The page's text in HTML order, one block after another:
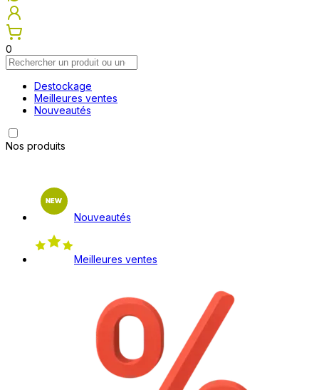
0
Destockage
Meilleures ventes
Nouveautés
Nos produits
Nouveautés
Meilleures ventes